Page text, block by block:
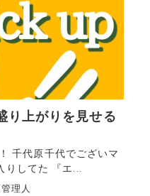
り上がりを見せる
千代原千代でございマ
りしてた 『エ...
理人